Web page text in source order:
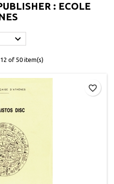
: ECOLE

of 50 item(s)
favorite_border